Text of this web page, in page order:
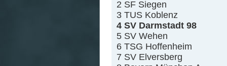
2 SF Siegen
3 TUS Koblenz
4 SV Darmstadt 98
5 SV Wehen
6 TSG Hoffenheim
7 SV Elversberg